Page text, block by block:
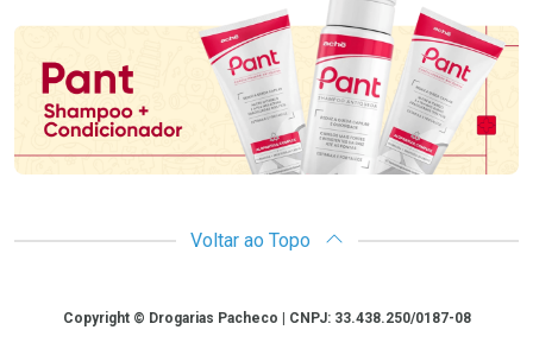
Voltar ao Topo
CopyrightCopyright © Drogarias Pacheco | CNPJ: 33.438.250/0187-08